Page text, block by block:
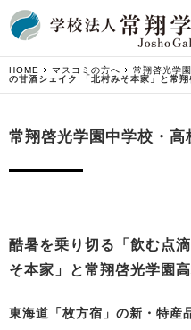
HOME マスコミの方へ 常翔啓光学
の甘酒シェイク 「北村みそ本家」と常
常翔啓光学園中学校・高
酷暑を乗り切る「飲む点
そ本家」と常翔啓光学園
東海道「枚方宿」の新・特産